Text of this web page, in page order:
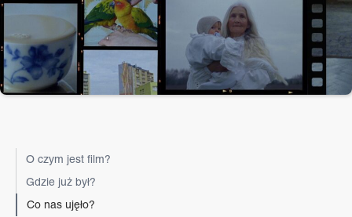
O czym jest film?
Gdzie już był?
Co nas ujęło?